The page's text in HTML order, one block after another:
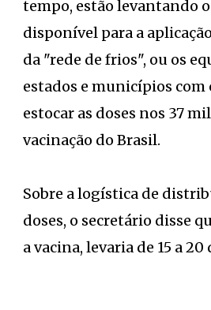
tempo, estão levantando
disponível para a
da "rede de frios", ou os
estados e municípios com
estocar as doses nos 37
vacinação do Brasil.
Sobre a logística de
doses, o secretário disse
a vacina, levaria de 15 a 20